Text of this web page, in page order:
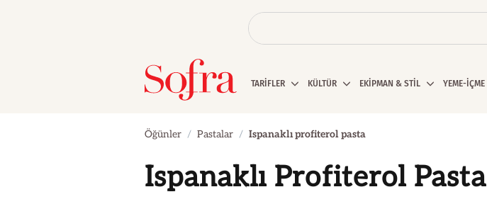
TARİFLER KÜLTÜR EKİPMAN & STİL YEME-İÇME
Öğünler Pastalar Ispanaklı profiterol pasta
Ispanaklı Profiterol Pasta